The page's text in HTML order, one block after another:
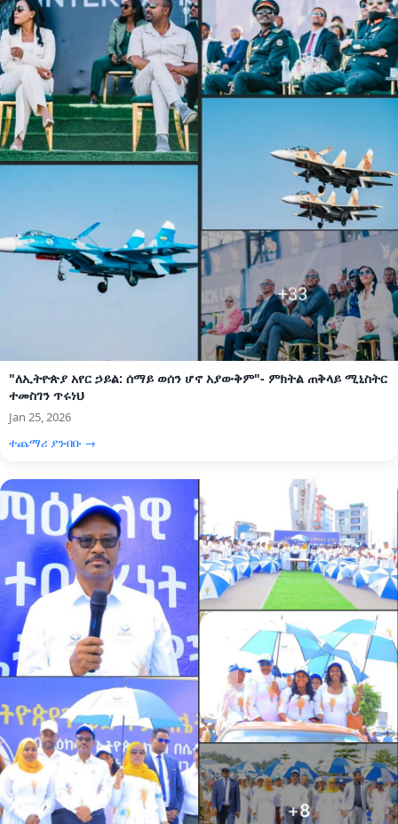
"ለኢትዮጵያ አየር ኃይል: ሰማይ ወሰን ሆኖ አያውቅም"- ምክትል ጠቅላይ ሚኒስትር
ተመስገን ጥሩነህ
Jan 25, 2026
ተጨማሪ ያንብቡ →